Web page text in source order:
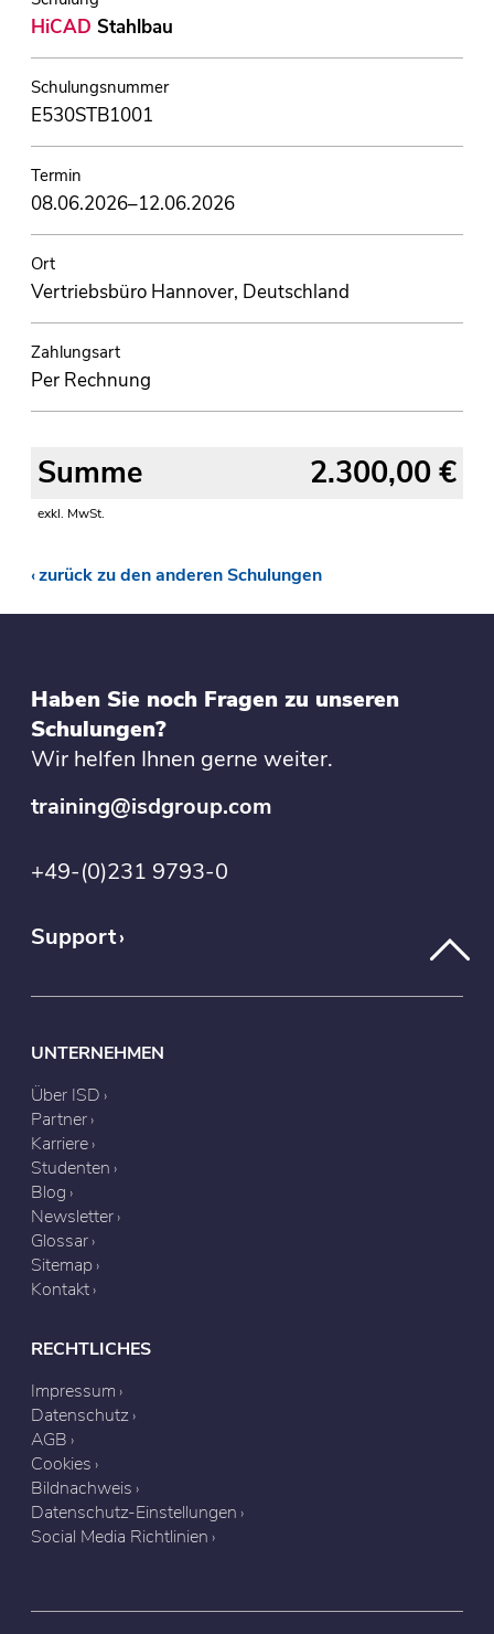
HiCAD Stahlbau
Schulungsnummer
E530STB1001
Termin
08.06.2026–12.06.2026
Ort
Vertriebsbüro Hannover, Deutschland
Zahlungsart
Per Rechnung
Summe 2.300,00 €
exkl. MwSt.
zurück zu den anderen Schulungen
Haben Sie noch Fragen zu unseren
Schulungen?
Wir helfen Ihnen gerne weiter.
training@isdgroup.com
+49-(0)231 9793-0
Support
UNTERNEHMEN
Über ISD
Partner
Karriere
Studenten
Blog
Newsletter
Glossar
Sitemap
Kontakt
RECHTLICHES
Impressum
Datenschutz
AGB
Cookies
Bildnachweis
Datenschutz-Einstellungen
Social Media Richtlinien